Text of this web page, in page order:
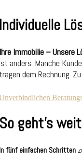
Immobilie – Unsere
anders. Manche
dem Rechnung.
geht's
fünf einfachen Schritten